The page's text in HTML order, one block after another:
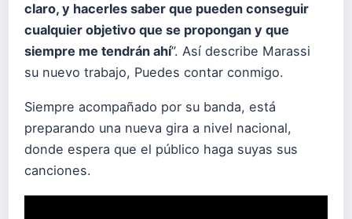
claro, y hacerles saber que pueden conseguir
cualquier objetivo que se propongan y que
siempre me tendrán ahí”. Así describe Marassi
su nuevo trabajo, Puedes contar conmigo.
Siempre acompañado por su banda, está
preparando una nueva gira a nivel nacional,
donde espera que el público haga suyas sus
canciones.